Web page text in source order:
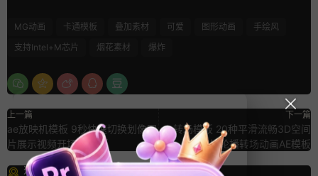
MG动画 卡通模板 叠加素材 可爱 图形动画
手绘风
支持Intel+M芯片
烟花素材 爆炸
上一篇
ae放映机模板 9秒快速切换划像图
片展示视频开场AE模板
下一篇
ae转场模板 20种平滑流畅3D空间
感图片轮播转场动画AE模板
猜你喜欢